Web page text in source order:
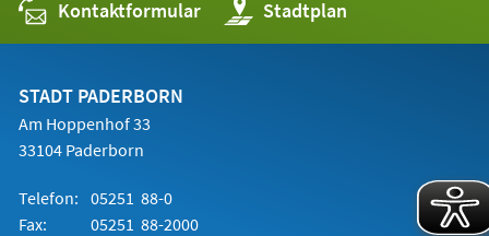
Kontaktformular Stadtplan
(Öffnet
in
einem
STADT PADERBORN
Am Hoppenhof 33
33104 Paderborn
Telefon: 05251 88-0
Fax:
05251 88-2000